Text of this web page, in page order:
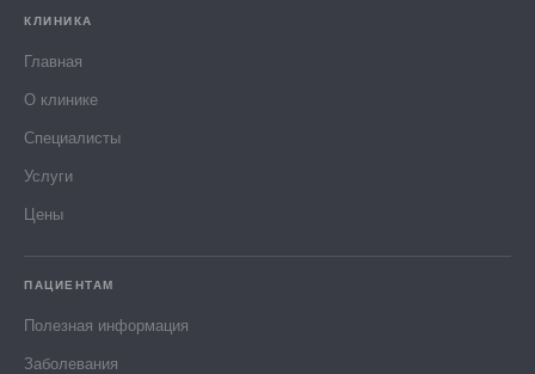
КЛИНИКА
Главная
О клинике
Специалисты
Услуги
Цены
ПАЦИЕНТАМ
Полезная информация
Заболевания